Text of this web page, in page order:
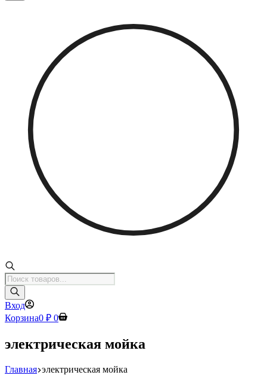
Поиск
товаров
Вход
Корзина0 ₽ 0
электрическая мойка
Главная электрическая мойка